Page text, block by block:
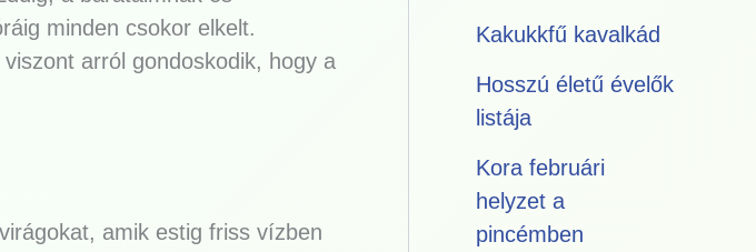
minden csokor elkelt.
arról gondoskodik, hogy a
amik estig friss vízben
Kakukkfű kavalkád
Hosszú életű évelők
listája
Kora februári
helyzet a
pincémben